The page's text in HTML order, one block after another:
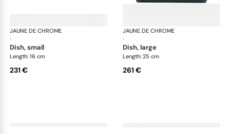
JAUNE DE CHROME
·
Nymphéa
dish, small
Length: 16 cm
231 €
JAUNE DE CHROME
·
dish, large
Length: 25 cm
261 €